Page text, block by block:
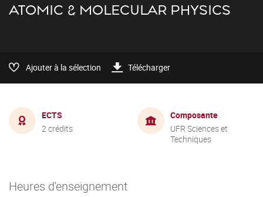
ATOMIC & MOLECULAR PHYSICS
Ajouter à la sélection Télécharger
ECTS
2 crédits
Composante
UFR Sciences et
Techniques
Heures d'enseignement